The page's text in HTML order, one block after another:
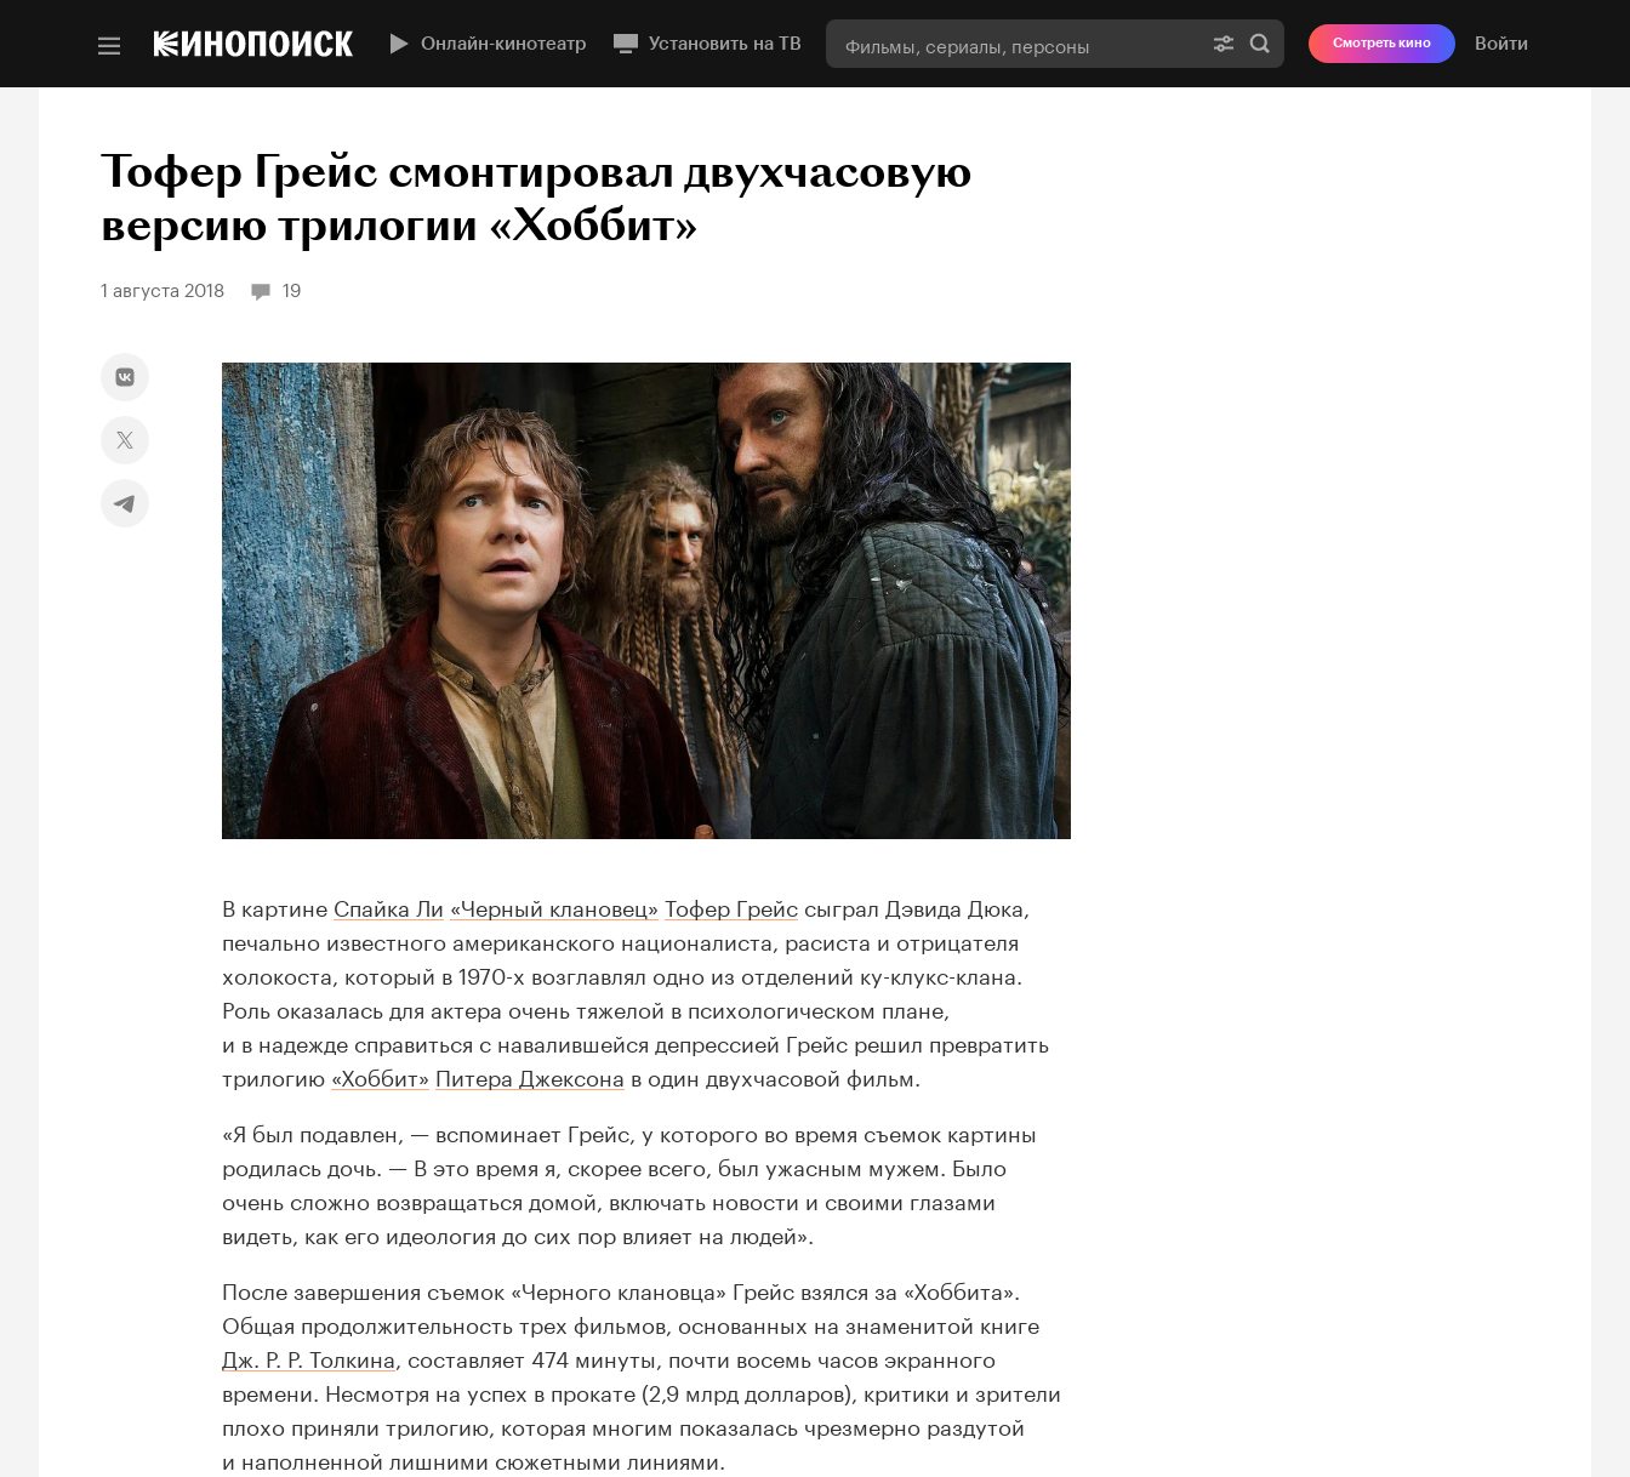
Онлайн-кинотеатр Установить на ТВ Смотреть кино Войти
Тофер Грейс смонтировал двухчасовую
версию трилогии «Хоббит»
1 августа 2018 19
В картине Спайка Ли «Черный клановец» Тофер Грейс сыграл Дэвида Дюка,
печально известного американского националиста, расиста и отрицателя
холокоста, который в 1970-х возглавлял одно из отделений ку-клукс-клана.
Роль оказалась для актера очень тяжелой в психологическом плане,
и в надежде справиться с навалившейся депрессией Грейс решил превратить
трилогию «Хоббит» Питера Джексона в один двухчасовой фильм.
«Я был подавлен, — вспоминает Грейс, у которого во время съемок картины
родилась дочь. — В это время я, скорее всего, был ужасным мужем. Было
очень сложно возвращаться домой, включать новости и своими глазами
видеть, как его идеология до сих пор влияет на людей».
После завершения съемок «Черного клановца» Грейс взялся за «Хоббита».
Общая продолжительность трех фильмов, основанных на знаменитой книге
Дж. Р. Р. Толкина , составляет 474 минуты, почти восемь часов экранного
времени. Несмотря на успех в прокате (2,9 млрд долларов), критики и зрители
плохо приняли трилогию, которая многим показалась чрезмерно раздутой
и наполненной лишними сюжетными линиями.